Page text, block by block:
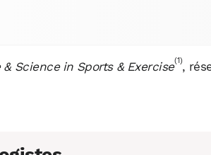
Science in Sports & Exercise(1),